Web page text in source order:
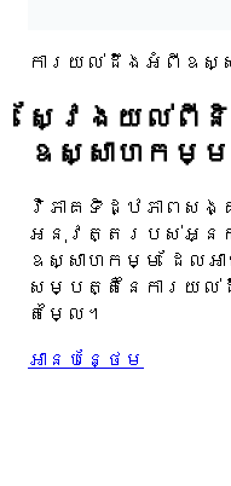
ការយល់ដឹងអំពីឧស្
ស្វែងយល់ពីនិ
ឧស្សាហកម្ម
វិភាគទិដ្ឋភាពសង្
អនុវត្តរបស់អ្នក
ឧស្សាហកម្ម ដែល
សម្បត្តិនៃការយ
តម្លៃ។
អាន​បន្ថែម